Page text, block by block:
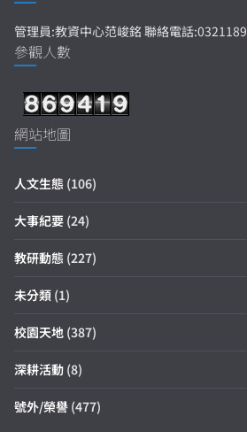
管理員:教資中心范峻銘 聯絡電話
參觀人數
網站地圖
人文生態 (106)
大事紀要 (24)
教研動態 (227)
未分類 (1)
校園天地 (387)
深耕活動 (8)
號外/榮譽 (477)